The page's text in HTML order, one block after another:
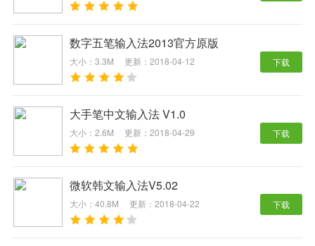
数字五笔输入法2013官方原版
大小：3.3M 更新：2018-04-12 下载
大手笔中文输入法 V1.0
大小：2.6M 更新：2018-04-29 下载
微软韩文输入法V5.02
大小：40.8M 更新：2018-04-22 下载